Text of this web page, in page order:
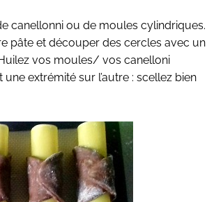
canellonni ou de moules cylindriques.
pâte et découper des cercles avec un
vos moules/ vos canelloni
extrémité sur l’autre : scellez bien